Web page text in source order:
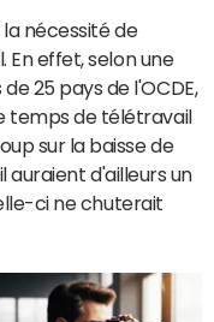
nécessité de
effet, selon une
25 pays de l'OCDE,
temps de télétravail
sur la baisse de
auraient d'ailleurs un
ci ne chuterait